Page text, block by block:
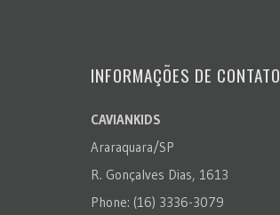
INFORMAÇÕES DE CONTATO
CAVIANKIDS
Araraquara/SP
R. Gonçalves Dias, 1613
Phone: (16) 3336-3079